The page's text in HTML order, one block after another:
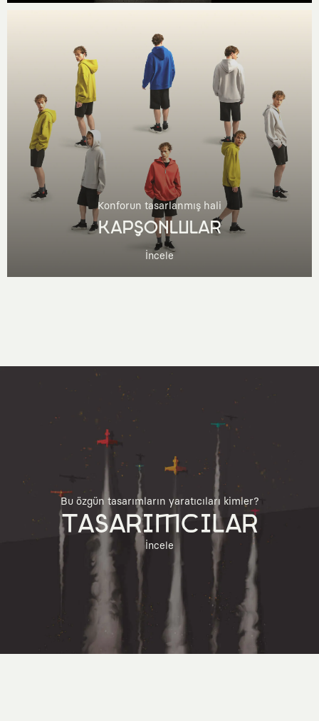
Konforun tasarlanmış hali
KAPŞONLULAR
İncele
Bu özgün tasarımların yaratıcıları kimler?
TASARIMCILAR
İncele